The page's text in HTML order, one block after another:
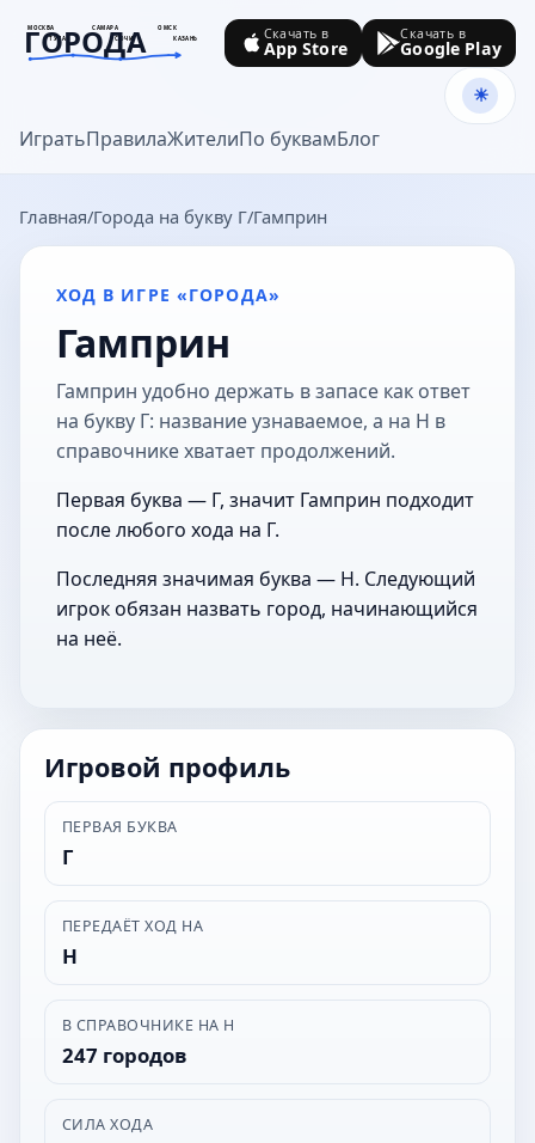
МОСКВА САМАРА
ОМСК
ТУЛА
СОЧИ КАЗАНЬ
ГОРОДА
goroda-na.ru
ИгратьПравилаЖителиПо буквамБлог
Скачать в
App Store
Скачать в
Google Play
Главная Города на букву Г Гамприн
ХОД В ИГРЕ «ГОРОДА»
Гамприн
Гамприн удобно держать в запасе как ответ
на букву Г: название узнаваемое, а на Н в
справочнике хватает продолжений.
Первая буква — Г, значит Гамприн подходит
после любого хода на Г.
Последняя значимая буква — Н. Следующий
игрок обязан назвать город, начинающийся
на неё.
Игровой профиль
ПЕРВАЯ БУКВА
Г
ПЕРЕДАЁТ ХОД НА
Н
В СПРАВОЧНИКЕ НА Н
247 городов
СИЛА ХОДА